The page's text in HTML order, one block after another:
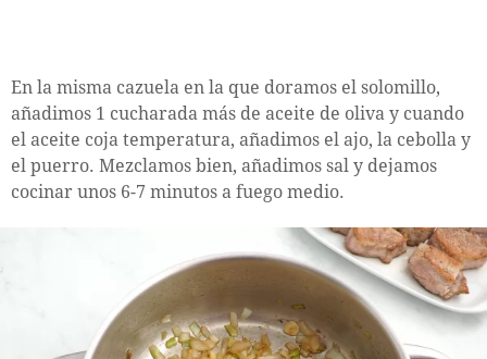
En la misma cazuela en la que doramos el solomillo,
añadimos 1 cucharada más de aceite de oliva y cuando
el aceite coja temperatura, añadimos el ajo, la cebolla y
el puerro. Mezclamos bien, añadimos sal y dejamos
cocinar unos 6-7 minutos a fuego medio.